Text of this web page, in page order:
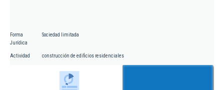
Forma
Jurídica
Sociedad limitada
Actividad construcción de edificios residenciales